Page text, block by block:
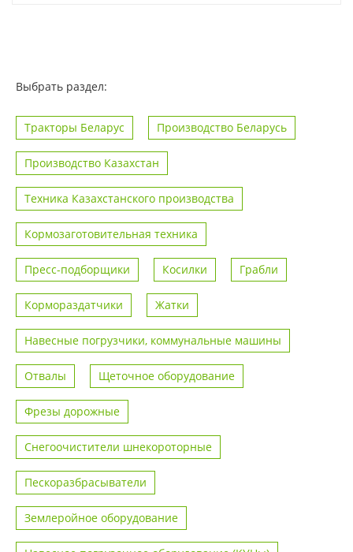
Выбрать раздел:
Тракторы Беларус Производство Беларусь
Производство Казахстан
Техника Казахстанского производства
Кормозаготовительная техника
Пресс-подборщики Косилки Грабли
Кормораздатчики Жатки
Навесные погрузчики, коммунальные машины
Отвалы Щеточное оборудование
Фрезы дорожные
Снегоочистители шнекороторные
Пескоразбрасыватели
Землеройное оборудование